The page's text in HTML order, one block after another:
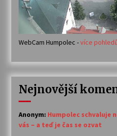
WebCam Humpolec -více
Nejnovější
Anonym: Humpolec schvaluje
vás – a teď je čas se ozvat